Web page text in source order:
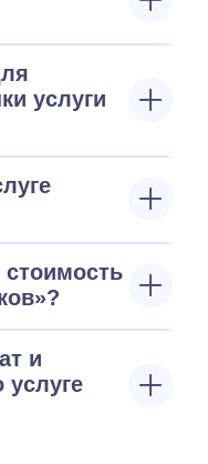
услуги
стоимость
и